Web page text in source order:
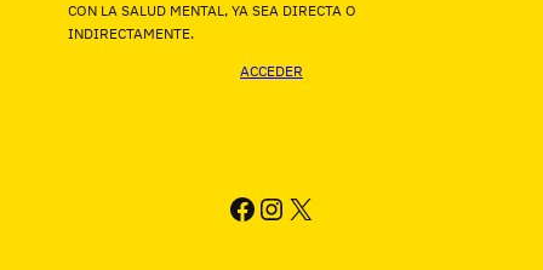
CON LA SALUD MENTAL, YA SEA DIRECTA O
INDIRECTAMENTE.
ACCEDER
FACEBOOK
INSTAGRAM
X